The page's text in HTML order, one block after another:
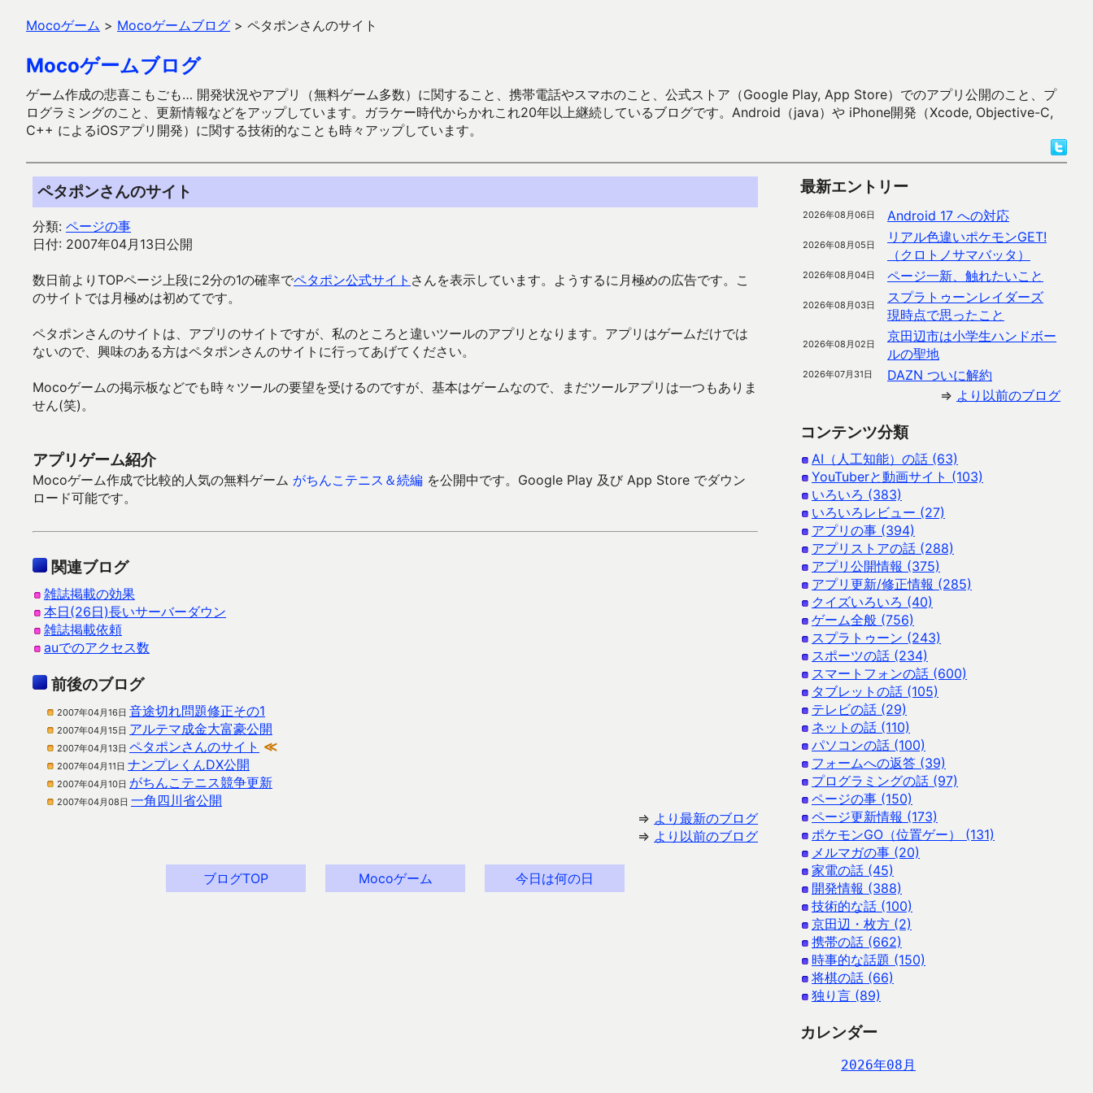
Mocoゲーム > Mocoゲームブログ > ペタポンさんのサイト
Mocoゲームブログ
ゲーム作成の悲喜こもごも… 開発状況やアプリ（無料ゲーム多数）に関すること、携帯電話やスマホのこと、公式ストア（Google Play, App Store）でのアプリ公開のこと、プ
ログラミングのこと、更新情報などをアップしています。ガラケー時代からかれこれ20年以上継続しているブログです。Android（java）や iPhone開発（Xcode, Objective-C,
C++ によるiOSアプリ開発）に関する技術的なことも時々アップしています。
ペタポンさんのサイト
分類: ページの事
日付: 2007年04月13日公開
数日前よりTOPページ上段に2分の1の確率でペタポン公式サイト さんを表示しています。ようするに月極めの広告です。こ
のサイトでは月極めは初めてです。
ペタポンさんのサイトは、アプリのサイトですが、私のところと違いツールのアプリとなります。アプリはゲームだけでは
ないので、興味のある方はペタポンさんのサイトに行ってあげてください。
Mocoゲームの掲示板などでも時々ツールの要望を受けるのですが、基本はゲームなので、まだツールアプリは一つもありま
せん(笑)。
アプリゲーム紹介
Mocoゲーム作成で比較的人気の無料ゲーム がちんこテニス＆続編 を公開中です。Google Play 及び App Store でダウン
ロード可能です。
関連ブログ
雑誌掲載の効果
本日(26日)長いサーバーダウン
雑誌掲載依頼
auでのアクセス数
前後のブログ
2007年04月16日 音途切れ問題修正その1
2007年04月15日 アルテマ成金大富豪公開
2007年04月13日 ペタポンさんのサイト ≪
2007年04月11日 ナンプレくんDX公開
2007年04月10日 がちんこテニス競争更新
2007年04月08日 一角四川省公開
⇒ より最新のブログ
⇒ より以前のブログ
ブログTOP Mocoゲーム 今日は何の日
最新エントリー
2026年08月06日 Android 17 への対応
2026年08月05日
リアル色違いポケモンGET!
（クロトノサマバッタ）
2026年08月04日 ページ一新、触れたいこと
2026年08月03日
スプラトゥーンレイダーズ
現時点で思ったこと
2026年08月02日
京田辺市は小学生ハンドボー
ルの聖地
2026年07月31日
DAZN ついに解約
⇒ より以前のブログ
コンテンツ分類
AI（人工知能）の話 (63)
YouTuberと動画サイト (103)
いろいろ (383)
いろいろレビュー (27)
アプリの事 (394)
アプリストアの話 (288)
アプリ公開情報 (375)
アプリ更新/修正情報 (285)
クイズいろいろ (40)
ゲーム全般 (756)
スプラトゥーン (243)
スポーツの話 (234)
スマートフォンの話 (600)
タブレットの話 (105)
テレビの話 (29)
ネットの話 (110)
パソコンの話 (100)
フォームへの返答 (39)
プログラミングの話 (97)
ページの事 (150)
ページ更新情報 (173)
ポケモンGO（位置ゲー） (131)
メルマガの事 (20)
家電の話 (45)
開発情報 (388)
技術的な話 (100)
京田辺・枚方 (2)
携帯の話 (662)
時事的な話題 (150)
将棋の話 (66)
独り言 (89)
カレンダー
2026年08月